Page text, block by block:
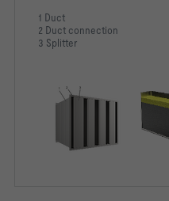
1 Duct
2 Duct connection
3 Splitter